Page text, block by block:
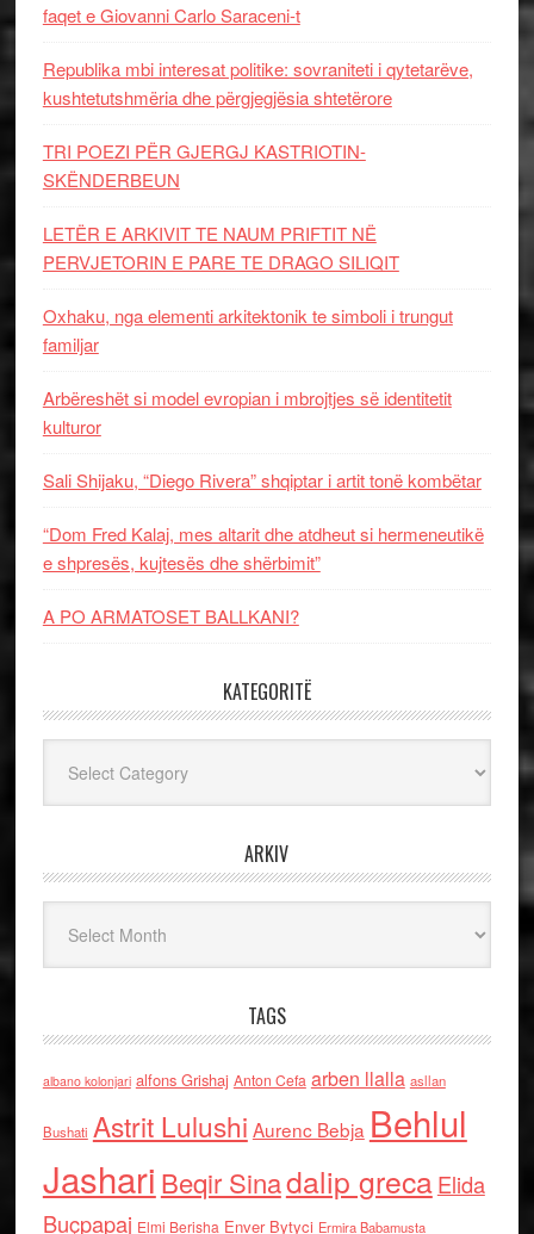
faqet e Giovanni Carlo Saraceni-t
Republika mbi interesat politike: sovraniteti i qytetarëve,
kushtetutshmëria dhe përgjegjësia shtetërore
TRI POEZI PËR GJERGJ KASTRIOTIN-
SKËNDERBEUN
LETËR E ARKIVIT TE NAUM PRIFTIT NË
PERVJETORIN E PARE TE DRAGO SILIQIT
Oxhaku, nga elementi arkitektonik te simboli i trungut
familjar
Arbëreshët si model evropian i mbrojtjes së identitetit
kulturor
Sali Shijaku, “Diego Rivera” shqiptar i artit tonë kombëtar
“Dom Fred Kalaj, mes altarit dhe atdheut si hermeneutikë
e shpresës, kujtesës dhe shërbimit”
A PO ARMATOSET BALLKANI?
KATEGORITË
ARKIV
TAGS
albano kolonjari alfons Grishaj Anton Cefa arben llalla asllan
Bushati Astrit Lulushi Aurenc Bebja Behlul
Jashari Beqir Sinadalip grecaElida
Buçpapaj Elmi Berisha Enver Bytyci Ermira Babamusta